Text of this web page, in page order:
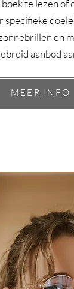
boek te lezen of
specifieke
en
aanbod
MEER INFO